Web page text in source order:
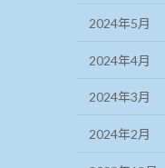
2024年5月
2024年4月
2024年3月
2024年2月